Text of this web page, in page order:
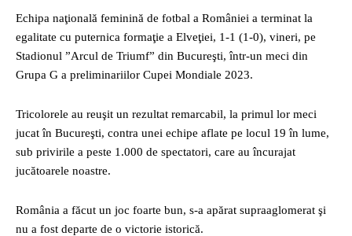
Echipa naţională feminină de fotbal a României a terminat la
egalitate cu puternica formaţie a Elveţiei, 1-1 (1-0), vineri, pe
Stadionul ”Arcul de Triumf” din Bucureşti, într-un meci din
Grupa G a preliminariilor Cupei Mondiale 2023.
Tricolorele au reuşit un rezultat remarcabil, la primul lor meci
jucat în Bucureşti, contra unei echipe aflate pe locul 19 în lume,
sub privirile a peste 1.000 de spectatori, care au încurajat
jucătoarele noastre.
România a făcut un joc foarte bun, s-a apărat supraaglomerat şi
nu a fost departe de o victorie istorică.